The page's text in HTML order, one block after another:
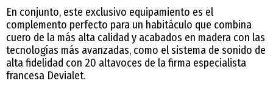
En conjunto, este exclusivo equipamiento es el
complemento perfecto para un habitáculo que combina
cuero de la más alta calidad y acabados en madera con las
tecnologías más avanzadas, como el sistema de sonido de
alta fidelidad con 20 altavoces de la firma especialista
francesa Devialet.